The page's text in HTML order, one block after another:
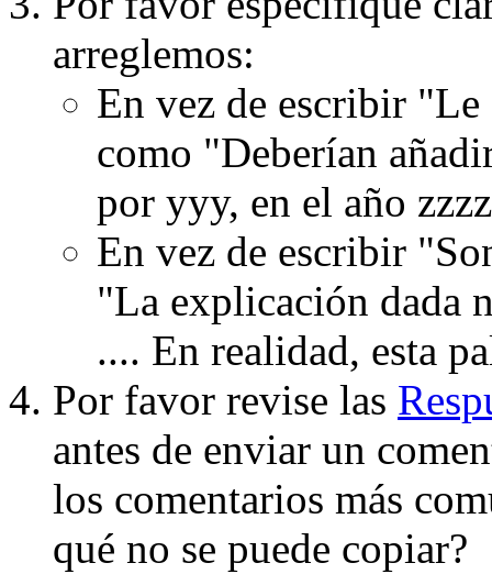
arreglemos:
En vez de escribir
como "Deberían
por yyy, en el año
En vez de escribir
"La explicación dada
.... En realidad, esta
Por favor revise las
antes de enviar un
los comentarios más
qué no se puede copiar?